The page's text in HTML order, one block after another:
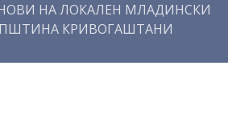
НА ЛОКАЛЕН МЛАДИНСКИ
КРИВОГАШТАНИ